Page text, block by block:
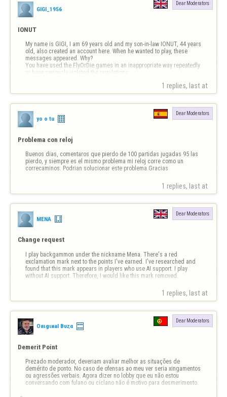
GIGI_1956
Dear Moderators
IONUT
My name is GIGI, I am 69 years old and my son-in-law IONUT, 44 years
old, also created an account here. When he wanted to play, these
messages appeared. Why?
You have used the FlyOrDie games in an inappropriate way repeatedly
or have seriously violated the regulations,
Reason:
1 replies, last at
yo o tu
Dear Moderators
Problema con reloj
Buenos dias, comentaros que pierdo de 100 partidas jugadas 95 las
pierdo, y siempre es el mismo problema mi reloj corre como un
correcaminos. Podrian solucionar este problema.Gracias
1 replies, last at
MENA
Dear Moderators
Change request
I play backgammon under the nickname Mena. There's a red
exclamation mark next to the points I've earned. I've researched and
found that this mark appears in players who use AI support. I play
without AI support. Therefore, I would like this mark removed.
1 replies, last at
Oяιgιиal Bυȥα
Dear Moderators
Demerit Point
Prezado moderador, deveriam avaliar melhor as situações de
demérito de ponto. No caso de ofensas ao meu ver seria xingamentos
ou agressões verbais. Agora dizer no lobby que eu não estou
conversando com fulano ou ciclano não é motivo para desmerimento.